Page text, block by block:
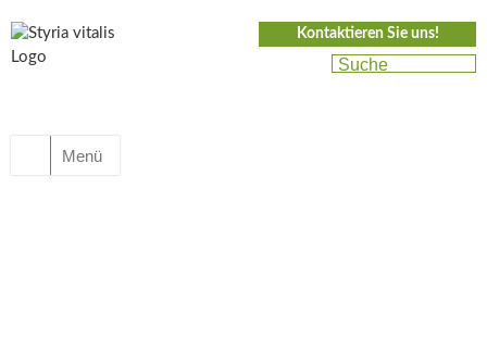
Kontaktieren Sie uns!
Menü